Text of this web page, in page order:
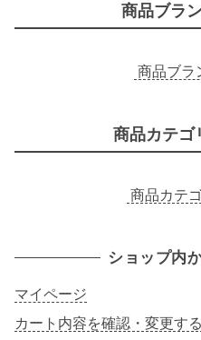
商品ブラ
商品ブラ
商品カテゴ
商品カテ
ショップ内
マイページ
カート内容を確認・変更する